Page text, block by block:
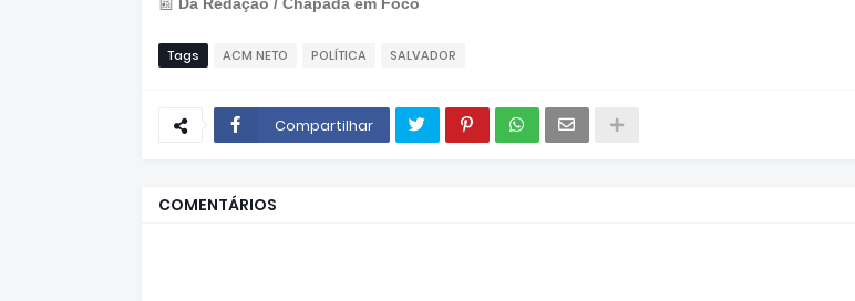
Tags ACM NETO POLÍTICA SALVADOR
Compartilhar
COMENTÁRIOS